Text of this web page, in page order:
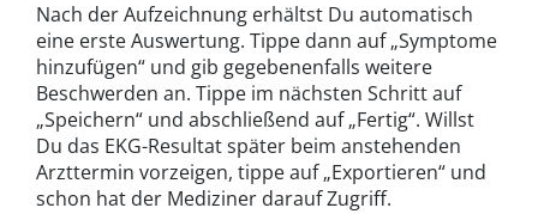
Nach der Aufzeichnung erhältst Du automatisch
eine erste Auswertung. Tippe dann auf „Symptome
hinzufügen“ und gib gegebenenfalls weitere
Beschwerden an. Tippe im nächsten Schritt auf
„Speichern“ und abschließend auf „Fertig“. Willst
Du das EKG-Resultat später beim anstehenden
Arzttermin vorzeigen, tippe auf „Exportieren“ und
schon hat der Mediziner darauf Zugriff.